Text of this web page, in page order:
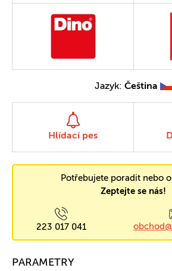
Jazyk: Čeština
Hlídací pes
Potřebujete poradit nebo
Zeptejte se nás!
223 017 041
PARAMETRY